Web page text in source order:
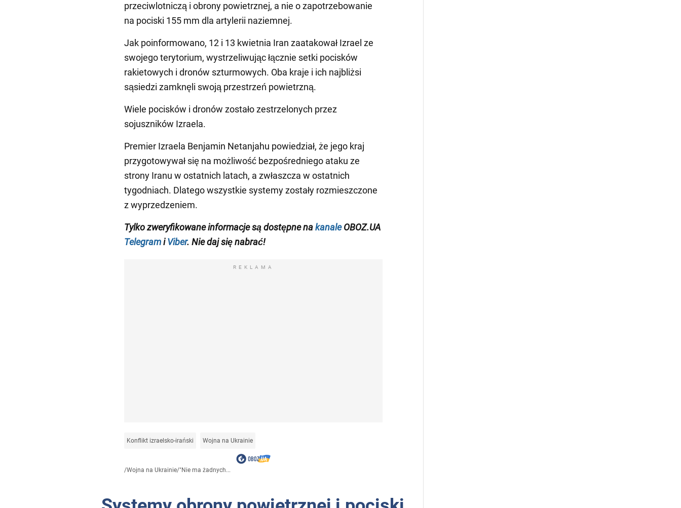
przeciwlotniczą i obrony powietrznej, a nie o zapotrzebowanie
na pociski 155 mm dla artylerii naziemnej.
Jak poinformowano, 12 i 13 kwietnia Iran zaatakował Izrael ze
swojego terytorium, wystrzeliwując łącznie setki pocisków
rakietowych i dronów szturmowych. Oba kraje i ich najbliżsi
sąsiedzi zamknęli swoją przestrzeń powietrzną.
Wiele pocisków i dronów zostało zestrzelonych przez
sojuszników Izraela.
Premier Izraela Benjamin Netanjahu powiedział, że jego kraj
przygotowywał się na możliwość bezpośredniego ataku ze
strony Iranu w ostatnich latach, a zwłaszcza w ostatnich
tygodniach. Dlatego wszystkie systemy zostały rozmieszczone
z wyprzedzeniem.
Tylko zweryfikowane informacje są dostępne nakanaleOBOZ.UA
TelegramiViber. Nie daj się nabrać!
REKLAMA
Konflikt izraelsko-irański Wojna na Ukrainie
/Wojna na Ukrainie/"Nie ma żadnych...